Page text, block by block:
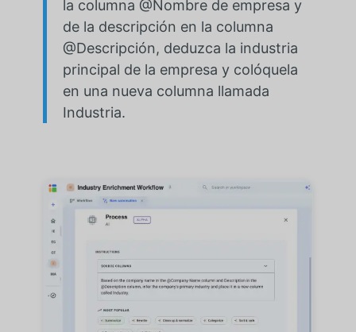
la columna @Nombre de empresa y
de la descripción en la columna
@Descripción, deduzca la industria
principal de la empresa y colóquela
en una nueva columna llamada
Industria.